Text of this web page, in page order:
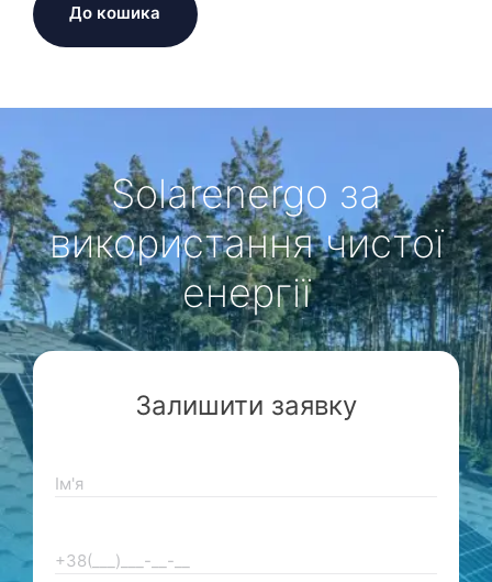
До кошика
Solarenergo за
використання чистої
енергії
Залишити заявку